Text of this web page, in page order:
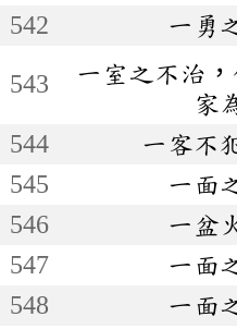
542
一勇
543
一室之不治
家
544 一客不
545
一面
546
一盆
547
一面
548
一面